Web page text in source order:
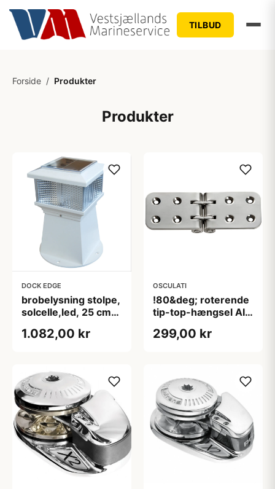
TILBUD
Forside / Produkter
Produkter
DOCK EDGE
brobelysning stolpe,
solcelle,led, 25 cm
1.082,00 kr
OSCULATI
!80&deg; roterende
tip-top-hængsel AISI
299,00 kr